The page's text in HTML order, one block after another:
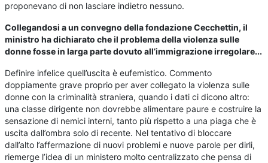
proponevano di non lasciare indietro nessuno.
Collegandosi a un convegno della fondazione Cecchettin, il
ministro ha dichiarato che il problema della violenza sulle
donne fosse in larga parte dovuto all’immigrazione irregolare...
Definire infelice quell’uscita è eufemistico. Commento
doppiamente grave proprio per aver collegato la violenza sulle
donne con la criminalità straniera, quando i dati ci dicono altro:
una classe dirigente non dovrebbe alimentare paure e costruire la
sensazione di nemici interni, tanto più rispetto a una piaga che è
uscita dall’ombra solo di recente. Nel tentativo di bloccare
dall’alto l’affermazione di nuovi problemi e nuove parole per dirli,
riemerge l’idea di un ministero molto centralizzato che pensa di